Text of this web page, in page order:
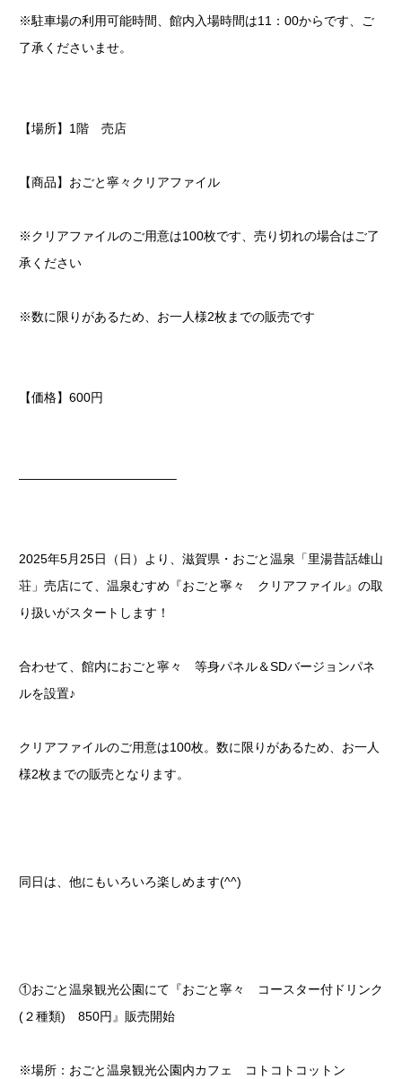
※駐車場の利用可能時間、館内入場時間は11：00からです、ご
了承くださいませ。
【場所】1階 売店
【商品】おごと寧々クリアファイル
※クリアファイルのご用意は100枚です、売り切れの場合はご了
承ください
※数に限りがあるため、お一人様2枚までの販売です
【価格】600円
————————————–
2025年5月25日
（日）より、滋賀県・おごと温泉「里湯昔話雄山
荘」売店にて、温泉むすめ『おごと寧々 クリアファイル』の取
り扱いがスタートします！
合わせて、館内におごと寧々 等身パネル＆SDバージョンパネ
ルを設置♪
クリアファイルのご用意は100枚。数に限りがあるため、お一人
様2枚までの販売となります。
同日は、他にもいろいろ楽しめます(^^)
①おごと温泉観光公園にて『おごと寧々 コースター付ドリンク
(２種類) 850円』販売開始
※場所：おごと温泉観光公園内カフェ コトコトコットン